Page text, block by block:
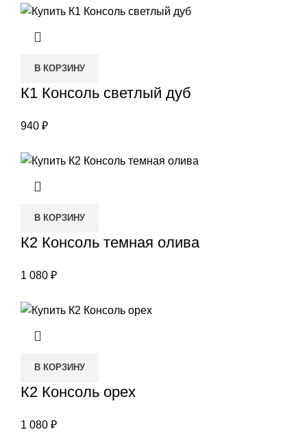
В КОРЗИНУ
К1 Консоль светлый дуб
940 ₽
В КОРЗИНУ
К2 Консоль темная олива
1 080 ₽
В КОРЗИНУ
К2 Консоль орех
1 080 ₽